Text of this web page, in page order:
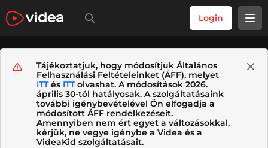
Login
Tájékoztatjuk, hogy módosítjuk Általános
Felhasználási Feltételeinket (ÁFF), melyet
ITTés ITTolvashat. A módosítások 2026.
április 30-tól hatályosak. A szolgáltatásaink
további igénybevételével Ön elfogadja a
módosított ÁFF rendelkezéseit.
Amennyiben nem ért egyet a változásokkal,
kérjük, ne vegye igénybe a Videa és a
VideaKid szolgáltatásait.